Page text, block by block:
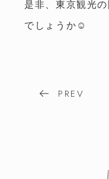
株式会
〒390-
是非、東京観光
でしょうか☺
Post
navigationPREV